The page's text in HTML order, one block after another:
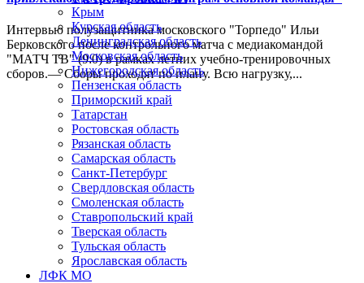
Интервью полузащитника московского "Торпедо" Ильи
Берковского после контрольного матча с медиакомандой
"МАТЧ ТВ" (9:0) в рамках летних учебно-тренировочных
сборов.— Сборы проходят по плану. Всю нагрузку,...
Крым
Курская область
Ленинградская область
Московская область
Нижегородская область
Пензенская область
Приморский край
Татарстан
Ростовская область
Рязанская область
Самарская область
Санкт-Петербург
Свердловская область
Смоленская область
Ставропольский край
Тверская область
Тульская область
Ярославская область
ЛФК МО